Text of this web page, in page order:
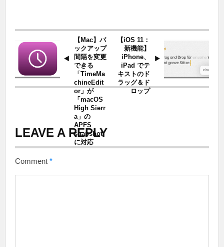
【Mac】バ
ックアップ
間隔を変更
できる
「TimeMa
chineEdit
or」が
「macOS
High Sierr
a」の
APFS
snapshot
に対応
【iOS 11：
新機能】
iPhone、
iPad でテ
キストのド
ラッグ＆ド
ロップ
LEAVE A REPLY
Comment *